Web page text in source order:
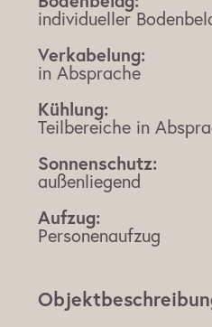
individueller
Verkabelung:
in Absprache
Kühlung:
Teilbereiche in
Sonnenschutz:
außenliegend
Aufzug:
Personenaufzug